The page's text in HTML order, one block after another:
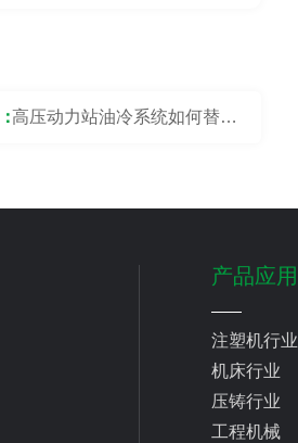
高压动力站油冷系统如何替代
产品应用
注塑机行业
机床行业
压铸行业
工程机械